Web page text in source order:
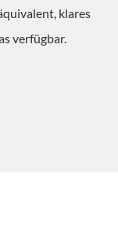
klares
verfügbar.